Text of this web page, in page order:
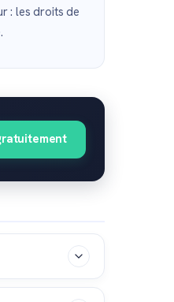
: les droits de
par